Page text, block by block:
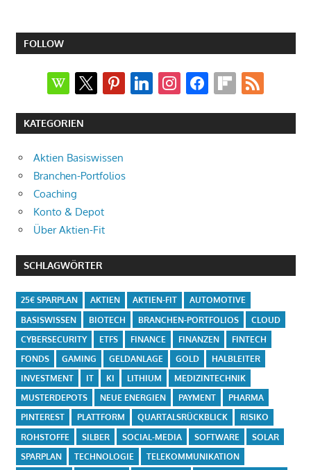
FOLLOW
wikipedia
x pinterestlinkedininstagramfacebookflipboard
rss
KATEGORIEN
Aktien Basiswissen
Branchen-Portfolios
Coaching
Konto & Depot
Über Aktien-Fit
SCHLAGWÖRTER
25€ SPARPLAN AKTIEN AKTIEN-FIT
AUTOMOTIVE
BASISWISSEN
BIOTECH BRANCHEN-PORTFOLIOS
CLOUD
CYBERSECURITY
ETFS FINANCE FINANZEN
FINTECH
FONDS
GAMING GELDANLAGE GOLD
HALBLEITER
INVESTMENT
IT KI LITHIUM
MEDIZINTECHNIK
MUSTERDEPOTS
NEUE ENERGIEN PAYMENT
PHARMA
PINTEREST
PLATTFORM QUARTALSRÜCKBLICK
RISIKO
ROHSTOFFE
SILBER SOCIAL-MEDIA SOFTWARE
SOLAR
SPARPLAN
TECHNOLOGIE
TELEKOMMUNIKATION